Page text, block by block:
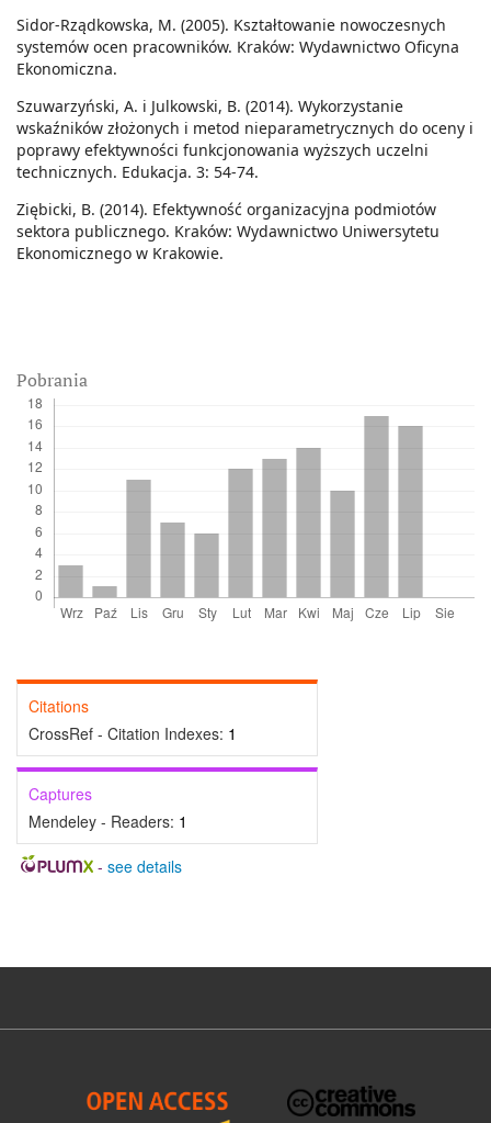
Pobrania
Citations
CrossRef - Citation Indexes: 1
Captures
Mendeley - Readers: 1
- see details
Sidor-Rządkowska, M. (2005). Kształtowanie nowoczesnych
systemów ocen pracowników. Kraków: Wydawnictwo Oficyna
Ekonomiczna.
Szuwarzyński, A. i Julkowski, B. (2014). Wykorzystanie
wskaźników złożonych i metod nieparametrycznych do oceny i
poprawy efektywności funkcjonowania wyższych uczelni
technicznych. Edukacja. 3: 54-74.
Ziębicki, B. (2014). Efektywność organizacyjna podmiotów
sektora publicznego. Kraków: Wydawnictwo Uniwersytetu
Ekonomicznego w Krakowie.